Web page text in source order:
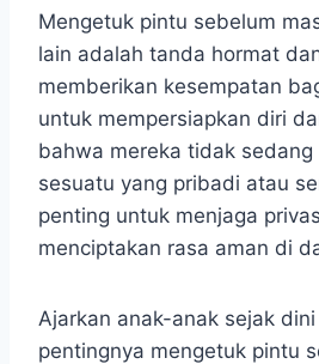
Mengetuk pintu sebelum
lain adalah tanda hormat
memberikan kesempatan
untuk mempersiapkan diri
bahwa mereka tidak sedang
sesuatu yang pribadi atau
penting untuk menjaga
menciptakan rasa aman di
Ajarkan anak-anak sejak
pentingnya mengetuk pintu